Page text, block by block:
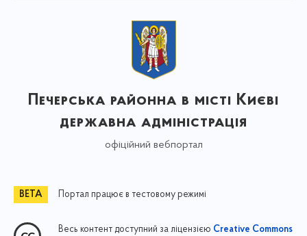
Печерська районна в місті Києві
державна адміністрація
офіційний вебпортал
Портал працює в тестовому режимі
Весь контент доступний за ліцензією Creative Commons